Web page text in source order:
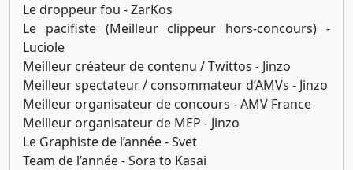
Le droppeur fou - ZarKos
Le pacifiste (Meilleur clippeur hors-concours) -
Luciole
Meilleur créateur de contenu / Twittos - Jinzo
Meilleur spectateur / consommateur d’AMVs - Jinzo
Meilleur organisateur de concours - AMV France
Meilleur organisateur de MEP - Jinzo
Le Graphiste de l’année - Svet
Team de l’année - Sora to Kasai